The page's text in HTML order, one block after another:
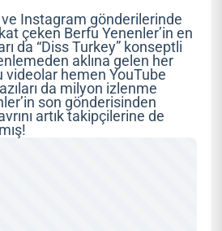
ve Instagram gönderilerinde
çeken Berfu Yenenler’in en
da “Diss Turkey” konseptli
aklına gelen her
videolar hemen YouTube
da milyon izlenme
son gönderisinden
artık takipçilerine de